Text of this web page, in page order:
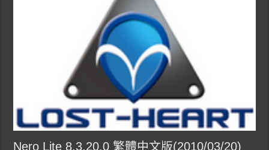
Nero Lite 8.3.20.0 繁體中文版(2010/03/20)